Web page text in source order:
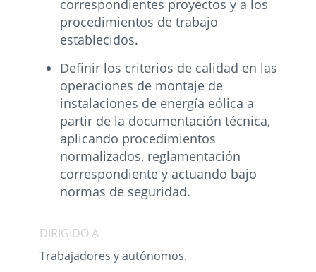
correspondientes proyectos y a los
procedimientos de trabajo
establecidos.
Definir los criterios de calidad en las
operaciones de montaje de
instalaciones de energía eólica a
partir de la documentación técnica,
aplicando procedimientos
normalizados, reglamentación
correspondiente y actuando bajo
normas de seguridad.
DIRIGIDO A
Trabajadores y autónomos.